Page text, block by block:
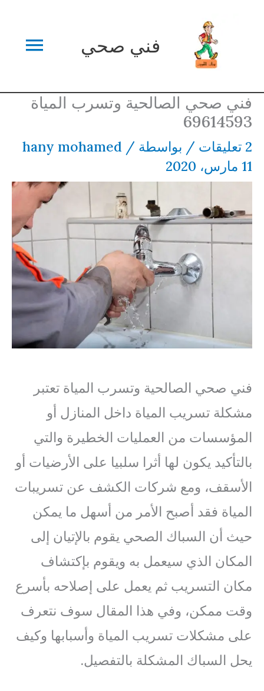
فني صحي
فني صحي الصالحية وتسرب المياة
69614593
2 تعليقات / بواسطة hany mohamed /
11 مارس، 2020
فني صحي الصالحية وتسرب المياة تعتبر
مشكلة تسريب المياة داخل المنازل أو
المؤسسات من العمليات الخطيرة والتي
بالتأكيد يكون لها أثرا سلبيا على الأرضيات أو
الأسقف، ومع شركات الكشف عن تسريبات
المياة فقد أصبح الأمر من أسهل ما يمكن
حيث أن السباك الصحي يقوم بالإتيان إلى
المكان الذي سيعمل به ويقوم بإكتشاف
مكان التسريب ثم يعمل على إصلاحه بأسرع
وقت ممكن، وفي هذا المقال سوف نتعرف
على مشكلات تسريب المياة وأسبابها وكيف
يحل السباك المشكلة بالتفصيل.